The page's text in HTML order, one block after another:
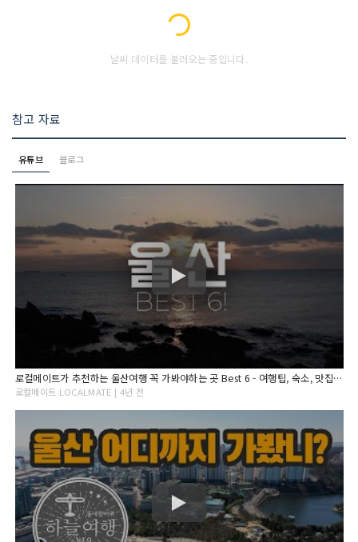
Loading...
날씨 데이터를 불러오는 중입니다.
참고 자료
유튜브 블로그
로컬메이트가 추천하는 울산여행 꼭 가봐야하는 곳 Best 6 - 여행팁, 숙소, 맛집, 카페 추천
로컬메이트 LOCALMATE | 4년 전